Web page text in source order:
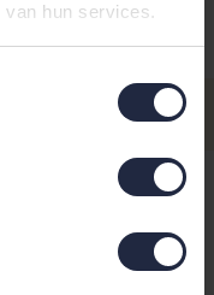
hun services.
Prijs
Incl. BTW